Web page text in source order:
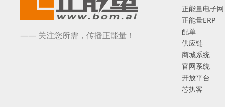
—— 关注您所需，传播正能量！
正能量电子网
正能量ERP
配单
供应链
商城系统
官网系统
开放平台
芯扒客